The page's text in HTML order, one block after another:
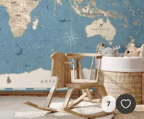
Obnovenie všetkého
7